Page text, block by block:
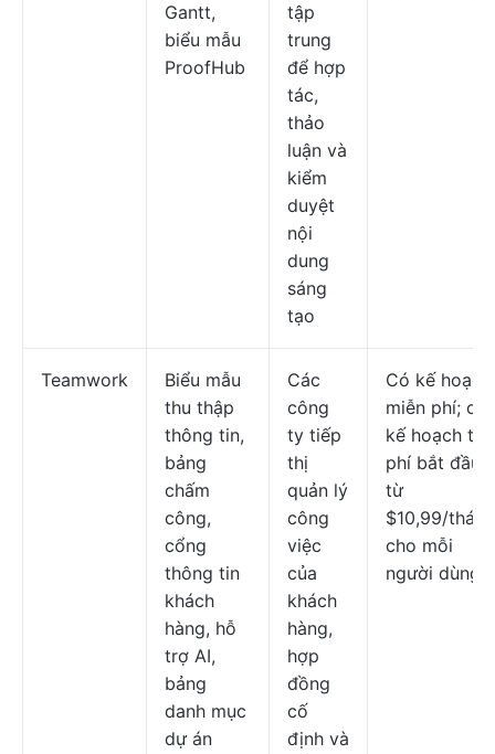
Gantt,
biểu mẫu
ProofHub
tập
trung
để hợp
tác,
thảo
luận và
kiểm
duyệt
nội
dung
sáng
tạo
Teamwork
Biểu mẫu
thu thập
thông tin,
bảng
chấm
công,
cổng
thông tin
khách
hàng, hỗ
trợ AI,
bảng
danh mục
dự án
Các
công
ty tiếp
thị
quản lý
công
việc
của
khách
hàng,
hợp
đồng
cố
định và
Có kế hoạch
miễn phí; các
kế hoạch trả
phí bắt đầu
từ
$10,99/tháng
cho mỗi
người dùng